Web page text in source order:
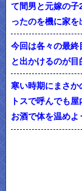
て間男と元嫁の
ったのを機に家
今回は各々の最終
と出かけるのが目
寒い時期にまさか
トスで呼んでも
お酒で体を温め